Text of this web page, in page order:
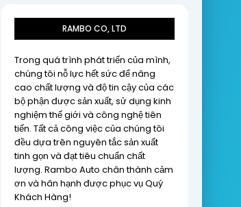
RAMBO CO, LTD
Trong quá trình phát triển của mình,
chúng tôi nỗ lực hết sức để nâng
cao chất lượng và độ tin cậy của các
bộ phận được sản xuất, sử dụng kinh
nghiệm thế giới và công nghệ tiên
tiến. Tất cả công việc của chúng tôi
đều dựa trên nguyên tắc sản xuất
tinh gọn và đạt tiêu chuẩn chất
lượng. Rambo Auto chân thành cảm
ơn và hân hạnh được phục vụ Quý
Khách Hàng!